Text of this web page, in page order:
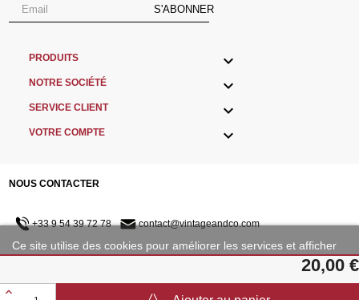
Ce site utilise des cookies pour améliorer les services et afficher
Plus d'informations Personnaliser les cookies
20,00 €
S'ABONNER
PRODUITS 
NOTRE SOCIÉTÉ 
SERVICE CLIENT 
VOTRE COMPTE 
NOUS CONTACTER
+33 9 54 39 72 78 contact@vintageandco.com
©2001 - 2023 Copyright VintageAndCo.com - TVA INTRACOMMUNAUTAIRE :